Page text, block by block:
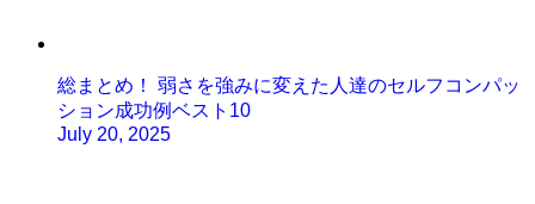
総まとめ！ 弱さを強みに変えた人達のセルフコンパッ
ション成功例ベスト10
July 20, 2025